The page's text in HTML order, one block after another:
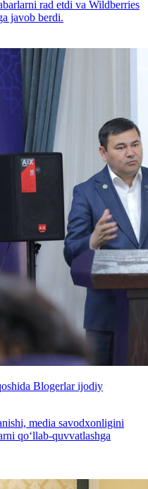
rad etdi va Wildberries
javob berdi.
Blogerlar ijodiy
media savodxonligini
qo‘llab-quvvatlashga